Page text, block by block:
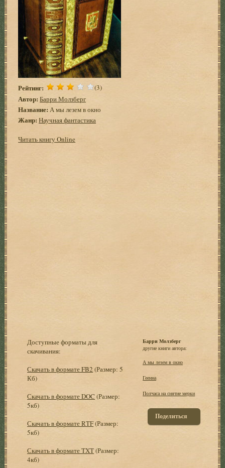
Рейтинг: (3)
Автор: Барри Молзберг
Название: А мы лезем в окно
Жанр: Научная фантастика
Читать книгу Online
Доступные форматы для
скачивания:
Скачать в формате FB2 (Размер: 5
Кб)
Скачать в формате DOC (Размер:
5кб)
Скачать в формате RTF(Размер:
5кб)
Скачать в формате TXT(Размер:
4кб)
Барри Молзберг
другие книги автора:
А мы лезем в окно
Геенна
Полчаса на снятие мерки
Поделиться